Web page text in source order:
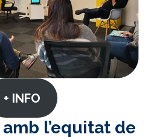
+ INFO
l’equitat de